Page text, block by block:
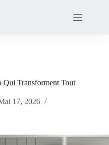
Qui Transforment Tout
17, 2026